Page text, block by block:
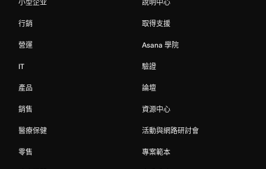
小型企业
行銷
營運
IT
產品
銷售
醫療保健
零售
說明中心
取得支援
Asana 學院
驗證
論壇
資源中心
活動與網路研討會
專案範本